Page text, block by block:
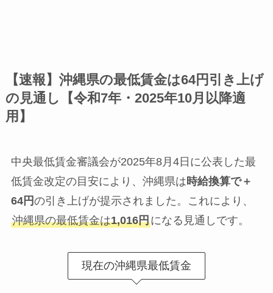
【速報】沖縄県の最低賃金は64円引き上げ
の見通し【令和7年・2025年10月以降適
用】
中央最低賃金審議会が2025年8月4日に公表した最
低賃金改定の目安により、沖縄県は時給換算で＋
64円の引き上げが提示されました。これにより、
沖縄県の最低賃金は1,016円になる見通しです。
現在の沖縄県最低賃金